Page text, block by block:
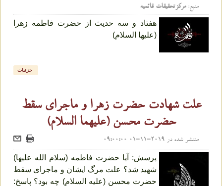
منبع:مرکزتحقیقات قائمیه
هفتاد و سه حدیث از حضرت فاطمه زهرا
(علیها السلام)
جزئیات
علت شهادت حضرت زهرا و ماجرای سقط
حضرت محسن (علیهما السلام)
منتشر شده در 2019-11-01 09:00:00
پرسش: آیا حضرت فاطمه (سلام الله علیها)
شهید شد؟ علت مرگ ایشان و ماجرای سقط
حضرت محسن (علیه السلام) چه بود؟ پاسخ: